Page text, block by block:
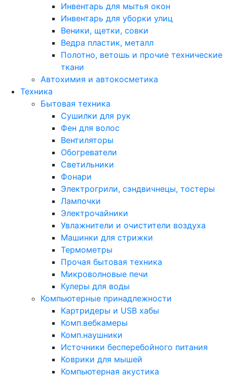
Инвентарь для мытья окон
Инвентарь для уборки улиц
Веники, щетки, совки
Ведра пластик, металл
Полотно, ветошь и прочие технические
ткани
Автохимия и автокосметика
Техника
Бытовая техника
Сушилки для рук
Фен для волос
Вентиляторы
Обогреватели
Светильники
Фонари
Электрогрили, сэндвичнецы, тостеры
Лампочки
Электрочайники
Увлажнители и очистители воздуха
Машинки для стрижки
Термометры
Прочая бытовая техника
Микроволновые печи
Кулеры для воды
Компьютерные принадлежности
Картридеры и USB хабы
Комп.вебкамеры
Комп.наушники
Источники бесперебойного питания
Коврики для мышей
Компьютерная акустика